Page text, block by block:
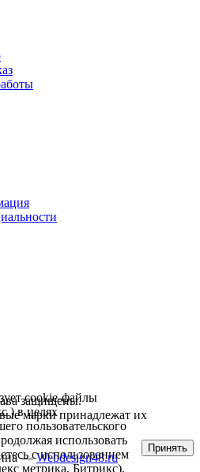
защищены.
марки принадлежат их
—Webdesign48.ru
cookie-файлы
) в целях
пользовательского
использовать
с использованием
метрика, Битрикс).
Принять